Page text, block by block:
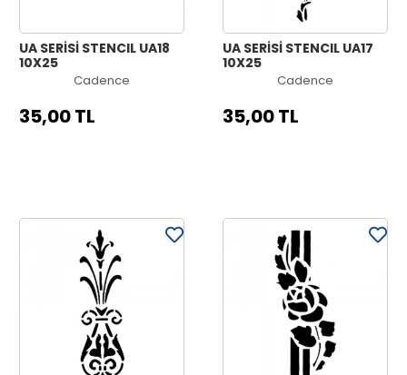
UA SERİSİ STENCIL UA18
10X25
Cadence
35,00 TL
UA SERİSİ STENCIL UA17
10X25
Cadence
35,00 TL